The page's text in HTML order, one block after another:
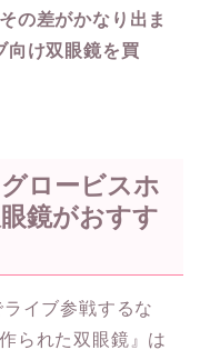
の差がかなり出ま
向け双眼鏡を買
ロービスホ
鏡がおすす
イブ参戦するな
られた双眼鏡』は